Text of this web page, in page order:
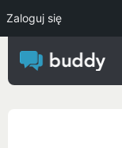
Zaloguj się